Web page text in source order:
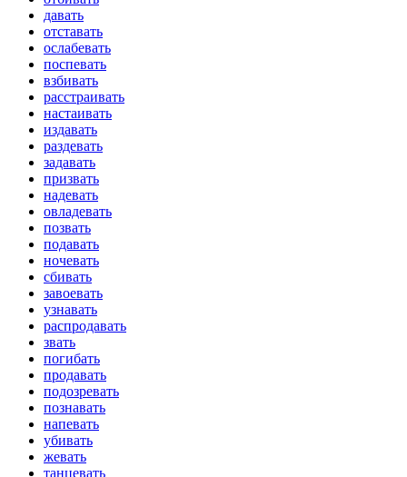
давать
отставать
ослабевать
поспевать
взбивать
расстраивать
настаивать
издавать
раздевать
задавать
призвать
надевать
овладевать
позвать
подавать
ночевать
сбивать
завоевать
узнавать
распродавать
звать
погибать
продавать
подозревать
познавать
напевать
убивать
жевать
танцевать